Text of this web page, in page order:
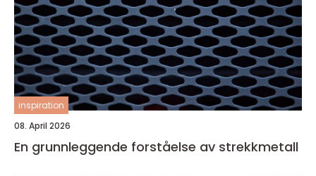
inspiration
08. April 2026
En grunnleggende forståelse av strekkmetall